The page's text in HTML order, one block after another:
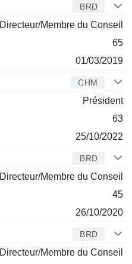
BRD
Directeur/Membre du Conseil
65
01/03/2019
CHM
Président
63
25/10/2022
BRD
Directeur/Membre du Conseil
45
26/10/2020
BRD
Directeur/Membre du Conseil